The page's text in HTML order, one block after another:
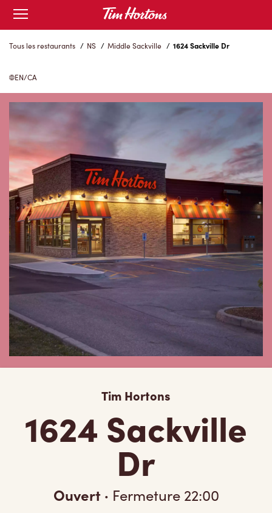
Skip
Content
Open
mobile
menu
Tous les restaurants / NS / Middle Sackville / 1624 Sackville Dr
EN/CA
Tim Hortons
1624 Sackville
Dr
Ouvert · Fermeture 22:00